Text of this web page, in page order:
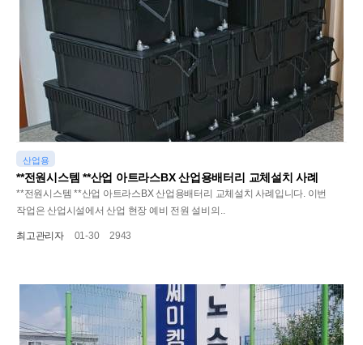
산업용
**전원시스템 **산업 아트라스BX 산업용배터리 교체설치 사례
**전원시스템 **산업 아트라스BX 산업용배터리 교체설치 사례입니다. 이번
작업은 산업시설에서 산업 현장 예비 전원 설비의..
최고관리자 01-30 2943